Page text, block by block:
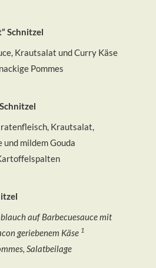
Schnitzel
Krautsalat und Curry Käse
Pommes
Krautsalat,
und mildem Gouda
auf Barbecuesauce mit
geriebenem Käse 1
Salatbeilage